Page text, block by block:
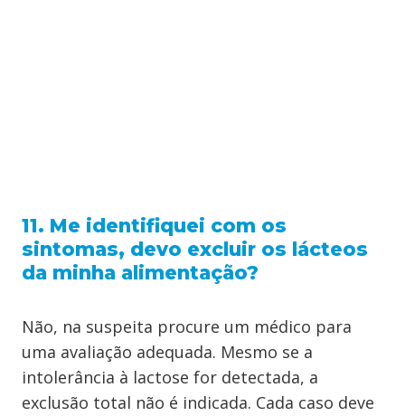
11. Me identifiquei com os
sintomas, devo excluir os lácteos
da minha alimentação?
Não, na suspeita procure um médico para
uma avaliação adequada. Mesmo se a
intolerância à lactose for detectada, a
exclusão total não é indicada. Cada caso deve